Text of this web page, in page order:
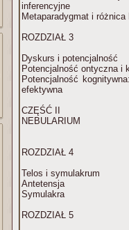
inferencyjne
Metaparadygmat i
ROZDZIAŁ 3
Dyskurs i potencjalność
Potencjalność ontyczna i
Potencjalność
efektywna
CZĘŚĆ II
NEBULARIUM
ROZDZIAŁ 4
Telos i symulakrum
Antetensja
Symulakra
ROZDZIAŁ 5